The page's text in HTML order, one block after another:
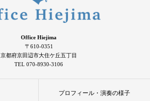
Office Hiejima
〒610-0351
京都府京田辺市大住ケ丘五丁目
TEL 070-8930-3106
プロフィール・演奏の様子